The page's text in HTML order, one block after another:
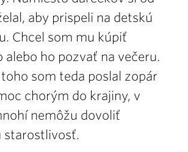
aby prispeli na detskú
Chcel som mu kúpiť
alebo ho pozvať na večeru.
som teda poslal zopár
chorým do krajiny, v
nemôžu dovoliť
starostlivosť.